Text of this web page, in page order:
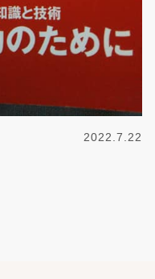
2022.7.22